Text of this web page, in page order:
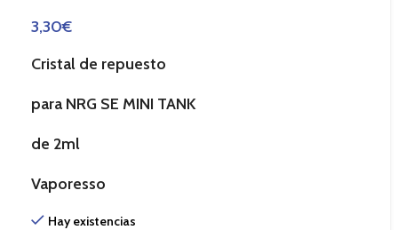
3,30€
Cristal de repuesto
para NRG SE MINI TANK
de 2ml
Vaporesso
Hay existencias